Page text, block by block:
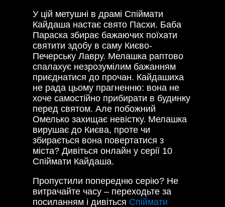
У цій метушні в драмі Спіймати
Кайдаша настає свято Пасхи. Баба
Параска збирає бажаючих поїхати
святити здобу в саму Києво-
Печерську Лавру. Мелашка раптово
спалахує незрозумілим бажанням
приєднатися до прочан. Кайдашиха
не рада цьому прагненню: вона не
хоче самостійно прибирати в будинку
перед святом. Але побожний
Омелько захищає невістку. Мелашка
вирушає до Києва, проте чи
збирається вона повертатися з
міста? Дивіться онлайн у серії 10
Спіймати Кайдаша.
Пропустили попередню серію? Не
витрачайте часу – переходьте за
посиланням і дивіться Спіймати